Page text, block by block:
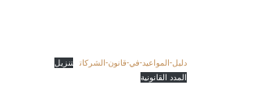
دليل-المواعيد-في-قانون-الشركات
تنزيل
المدد القانونية